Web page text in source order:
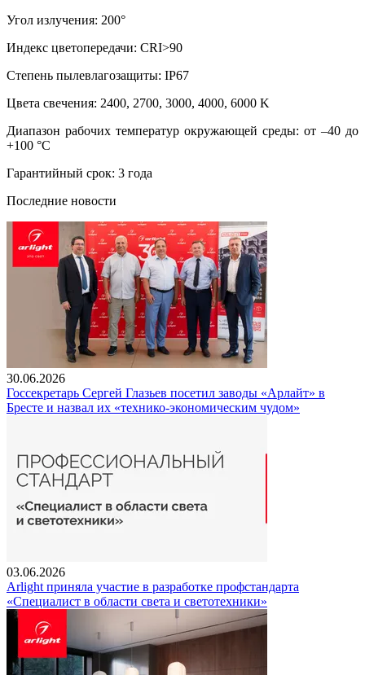
Угол излучения: 200°
Индекс цветопередачи: CRI>90
Степень пылевлагозащиты: IP67
Цвета свечения: 2400, 2700, 3000, 4000, 6000 K
Диапазон рабочих температур окружающей среды: от –40 до
+100 °C
Гарантийный срок: 3 года
Последние новости
30.06.2026
Госсекретарь Сергей Глазьев посетил заводы «Арлайт» в
Бресте и назвал их «технико-экономическим чудом»
03.06.2026
Arlight приняла участие в разработке профстандарта
«Специалист в области света и светотехники»